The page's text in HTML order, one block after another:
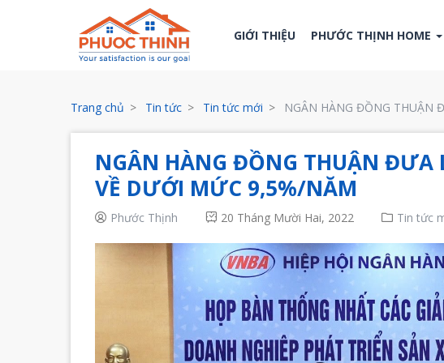
GIỚI THIỆU PHƯỚC THỊNH HOME
Trang chủ Tin tức Tin tức mới NGÂN HÀNG ĐỒNG THUẬN
NGÂN HÀNG ĐỒNG THUẬN ĐƯA
VỀ DƯỚI MỨC 9,5%/NĂM
Phước Thịnh 20 Tháng Mười Hai, 2022 Tin tức